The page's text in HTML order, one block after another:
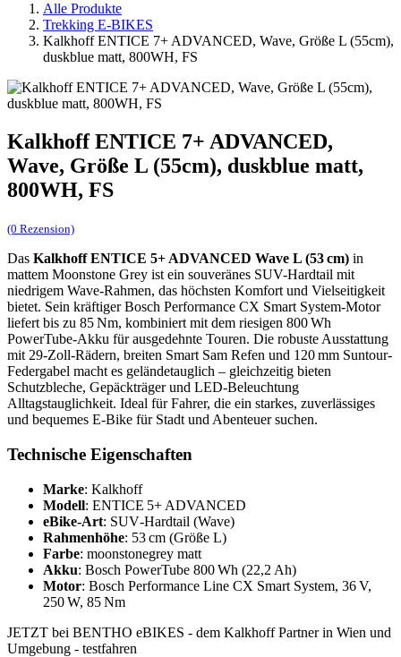
Alle Produkte
Trekking E-BIKES
Kalkhoff ENTICE 7+ ADVANCED, Wave, Größe L (55cm),
duskblue matt, 800WH, FS
Kalkhoff ENTICE 7+ ADVANCED,
Wave, Größe L (55cm), duskblue matt,
800WH, FS
(0 Rezension)
Das Kalkhoff ENTICE 5+ ADVANCED Wave L (53 cm) in
mattem Moonstone Grey ist ein souveränes SUV-Hardtail mit
niedrigem Wave-Rahmen, das höchsten Komfort und Vielseitigkeit
bietet. Sein kräftiger Bosch Performance CX Smart System-Motor
liefert bis zu 85 Nm, kombiniert mit dem riesigen 800 Wh
PowerTube-Akku für ausgedehnte Touren. Die robuste Ausstattung
mit 29-Zoll-Rädern, breiten Smart Sam Refen und 120 mm Suntour-
Federgabel macht es geländetauglich – gleichzeitig bieten
Schutzbleche, Gepäckträger und LED-Beleuchtung
Alltagstauglichkeit. Ideal für Fahrer, die ein starkes, zuverlässiges
und bequemes E‑Bike für Stadt und Abenteuer suchen.
Technische Eigenschaften
Marke: Kalkhoff
Modell: ENTICE 5+ ADVANCED
eBike‑Art: SUV‑Hardtail (Wave)
Rahmenhöhe: 53 cm (Größe L)
Farbe: moonstonegrey matt
Akku: Bosch PowerTube 800 Wh (22,2 Ah)
Motor: Bosch Performance Line CX Smart System, 36 V,
250 W, 85 Nm
JETZT bei BENTHO eBIKES - dem Kalkhoff Partner in Wien und
Umgebung - testfahren